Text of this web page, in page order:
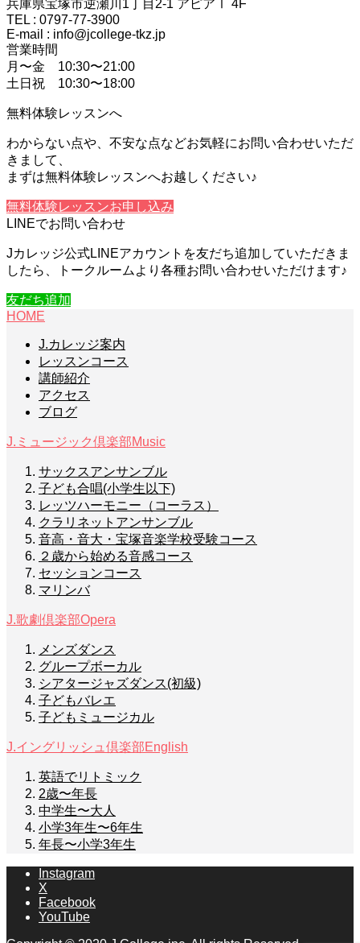
兵庫県宝塚市逆瀬川1丁目2-1 アピアⅠ 4F
TEL : 0797-77-3900
E-mail : info@jcollege-tkz.jp
営業時間
月〜金 10:30〜21:00
土日祝 10:30〜18:00
無料体験レッスンへ
わからない点や、不安な点などお気軽にお問い合わせいただ
きまして、
まずは無料体験レッスンへお越しください♪
無料体験レッスンお申し込み
LINEでお問い合わせ
Jカレッジ公式LINEアカウントを友だち追加していただきま
したら、トークルームより各種お問い合わせいただけます♪
友だち追加
HOME
J.カレッジ案内
レッスンコース
講師紹介
アクセス
ブログ
J.ミュージック倶楽部Music
サックスアンサンブル
子ども合唱(小学生以下)
レッツハーモニー（コーラス）
クラリネットアンサンブル
音高・音大・宝塚音楽学校受験コース
２歳から始める音感コース
セッションコース
マリンバ
J.歌劇倶楽部Opera
メンズダンス
グループボーカル
シアタージャズダンス(初級)
子どもバレエ
子どもミュージカル
J.イングリッシュ倶楽部English
英語でリトミック
2歳〜年長
中学生〜大人
小学3年生〜6年生
年長〜小学3年生
Instagram
X
Facebook
YouTube